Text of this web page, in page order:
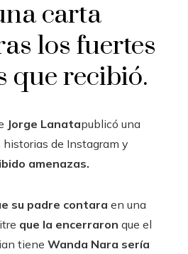
carta
los fuertes
que recibió.
Jorge Lanatapublicó una
de Instagram y
amenazas.
su padre contara en una
que la encerraron que el
tiene Wanda Nara sería